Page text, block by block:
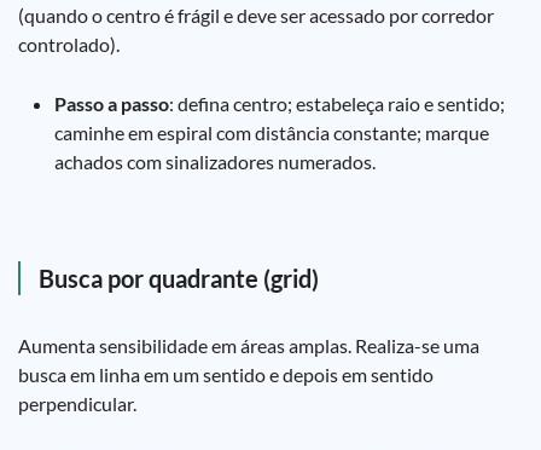
(quando o centro é frágil e deve ser acessado por corredor
controlado).
Passo a passo: defina centro; estabeleça raio e sentido;
caminhe em espiral com distância constante; marque
achados com sinalizadores numerados.
Busca por quadrante (grid)
Aumenta sensibilidade em áreas amplas. Realiza-se uma
busca em linha em um sentido e depois em sentido
perpendicular.